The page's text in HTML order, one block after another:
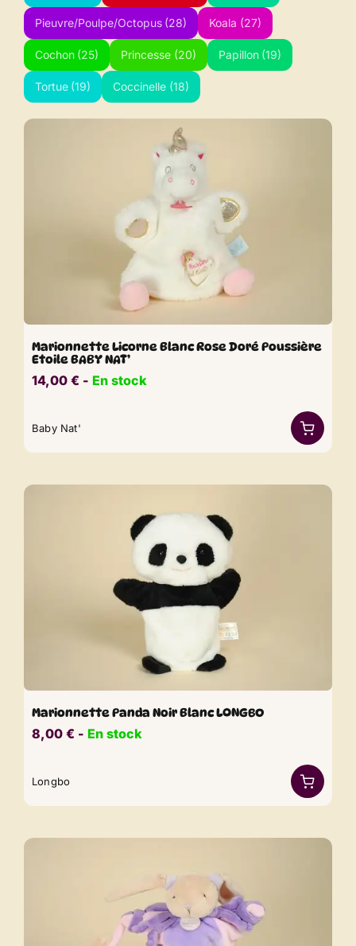
Pieuvre/Poulpe/Octopus (28) Koala (27)
Cochon (25) Princesse (20) Papillon (19)
Tortue (19) Coccinelle (18)
Marionnette Licorne Blanc Rose Doré Poussière
Etoile BABY NAT’
14,00 € ​​ - En stock
Baby Nat'
Marionnette Panda Noir Blanc LONGBO
8,00 € ​​ - En stock
Longbo